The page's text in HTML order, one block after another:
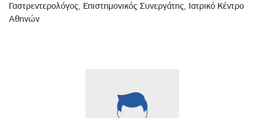
Γαστρεντερολόγος, Επιστημονικός Συνεργάτης, Ιατρικό Κέντρο
Αθηνών